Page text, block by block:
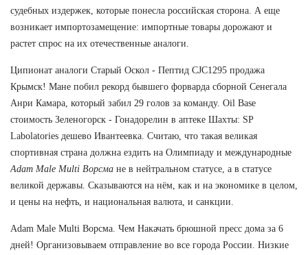
судебных издержек, которые понесла российская сторона. А еще
возникает импортозамещение: импортные товары дорожают и
растет спрос на их отечественные аналоги.
Ципионат аналоги Старый Оскол - Пептид CJC1295 продажа
Крымск! Мане побил рекорд бывшего форварда сборной Сенегала
Анри Камара, который забил 29 голов за команду. Oil Base
стоимость Зеленогорск - Гонадорелин в аптеке Шахты: SP
Labolatories дешево Ивантеевка. Считаю, что такая великая
спортивная страна должна ездить на Олимпиаду и международные
Adam Male Multi Ворсма не в нейтральном статусе, а в статусе
великой державы. Сказываются на нём, как и на экономике в целом,
и цены на нефть, и национальная валюта, и санкции.
Adam Male Multi Ворсма. Чем Накачать брюшной пресс дома за 6
дней! Организовываем отправление во все города России. Низкие